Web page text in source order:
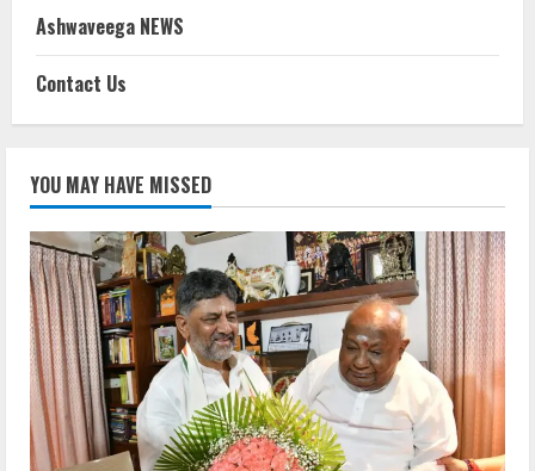
Ashwaveega NEWS
Contact Us
YOU MAY HAVE MISSED